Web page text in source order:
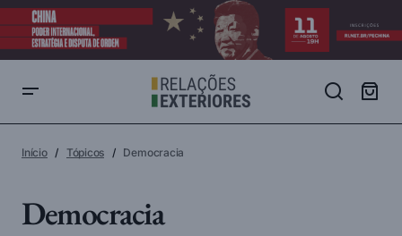
Início Tópicos Democracia
Democracia